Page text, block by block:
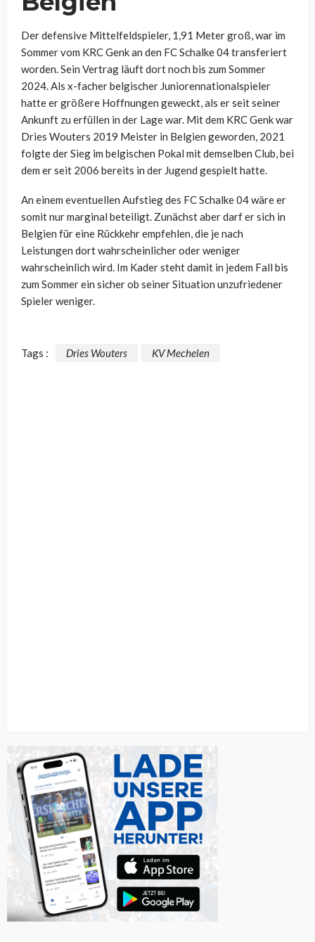
Der defensive Mittelfeldspieler, 1,91 Meter groß, war im
Sommer vom KRC Genk an den FC Schalke 04 transferiert
worden. Sein Vertrag läuft dort noch bis zum Sommer
2024. Als x-facher belgischer Juniorennationalspieler
hatte er größere Hoffnungen geweckt, als er seit seiner
Ankunft zu erfüllen in der Lage war. Mit dem KRC Genk war
Dries Wouters 2019 Meister in Belgien geworden, 2021
folgte der Sieg im belgischen Pokal mit demselben Club, bei
dem er seit 2006 bereits in der Jugend gespielt hatte.
An einem eventuellen Aufstieg des FC Schalke 04 wäre er
somit nur marginal beteiligt. Zunächst aber darf er sich in
Belgien für eine Rückkehr empfehlen, die je nach
Leistungen dort wahrscheinlicher oder weniger
wahrscheinlich wird. Im Kader steht damit in jedem Fall bis
zum Sommer ein sicher ob seiner Situation unzufriedener
Spieler weniger.
Tags : Dries Wouters KV Mechelen